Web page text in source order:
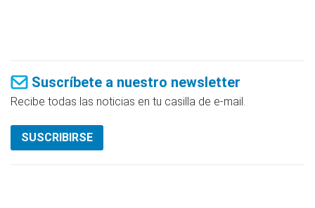
Suscríbete a nuestro newsletter
Recibe todas las noticias en tu casilla de e-mail.
SUSCRIBIRSE